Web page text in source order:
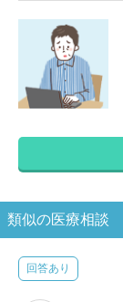
類似の医療相談
回答あり